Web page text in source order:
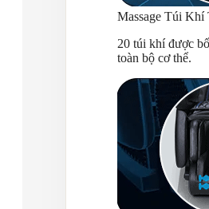
Massage Túi Khí
20 túi khí được
toàn bộ cơ thể.